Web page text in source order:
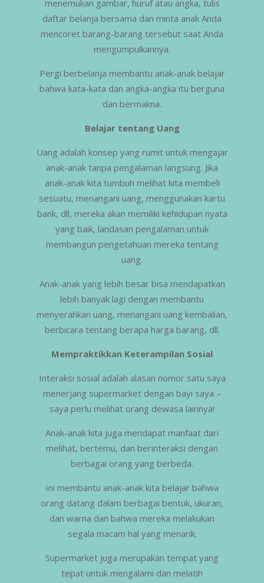
menemukan gambar, huruf atau angka, tulis
daftar belanja bersama dan minta anak Anda
mencoret barang-barang tersebut saat Anda
mengumpulkannya.
Pergi berbelanja membantu anak-anak belajar
bahwa kata-kata dan angka-angka itu berguna
dan bermakna.
Belajar tentang Uang
Uang adalah konsep yang rumit untuk mengajar
anak-anak tanpa pengalaman langsung. Jika
anak-anak kita tumbuh melihat kita membeli
sesuatu, menangani uang, menggunakan kartu
bank, dll, mereka akan memiliki kehidupan nyata
yang baik, landasan pengalaman untuk
membangun pengetahuan mereka tentang
uang.
Anak-anak yang lebih besar bisa mendapatkan
lebih banyak lagi dengan membantu
menyerahkan uang, menangani uang kembalian,
berbicara tentang berapa harga barang, dll.
Mempraktikkan Keterampilan Sosial
Interaksi sosial adalah alasan nomor satu saya
menerjang supermarket dengan bayi saya –
saya perlu melihat orang dewasa lainnya!
Anak-anak kita juga mendapat manfaat dari
melihat, bertemu, dan berinteraksi dengan
berbagai orang yang berbeda.
Ini membantu anak-anak kita belajar bahwa
orang datang dalam berbagai bentuk, ukuran,
dan warna dan bahwa mereka melakukan
segala macam hal yang menarik.
Supermarket juga merupakan tempat yang
tepat untuk mengalami dan melatih